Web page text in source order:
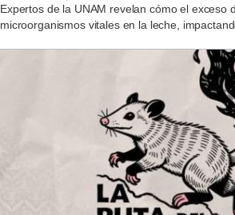
Expertos de la UNAM revelan cómo el exceso
microorganismos vitales en la leche,